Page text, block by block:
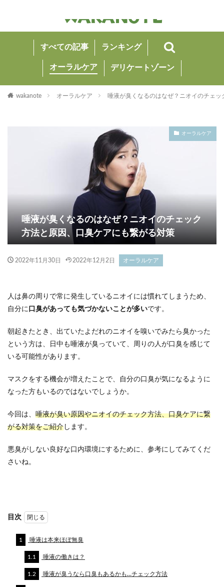
すべての記事 ランキング
オーラルケア デリケートゾーン
wakanote オーラルケア 唾液が臭くなるのはなぜ？ニオイのチェ
オーラルケア
唾液が臭くなるのはなぜ？ニオイのチェック
方法と原因、口臭ケアにも繋がる対策
2022年11月30日 2022年12月2日 オーラルケア
人は鼻の周りで常に発生しているニオイには慣れてしまうため、
自分に 口臭があっても気づかないことが多いです。
朝起きたとき、出ていたよだれのニオイを嗅いでみたら臭かった
という方は、日中も唾液が臭っていて、周りの人が口臭を感じて
いる可能性があります。
マスクをする機会が増えたことで、自分の口臭が気になるように
なった方もいるのではないでしょうか。
今回は、 唾液が臭い原因やニオイのチェック方法、口臭ケアに繋
がる対策をご紹介 します。
悪臭がしない良好な口内環境にするために、参考にしてみてくだ
さいね。
目次
1 唾液は本来ほぼ無臭
1.1 唾液の働きは？
1.2 唾液が臭うなら口臭もあるかも…チェック方法